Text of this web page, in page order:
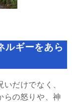
ルギーをあら
だけでなく、
らの怒りや、神